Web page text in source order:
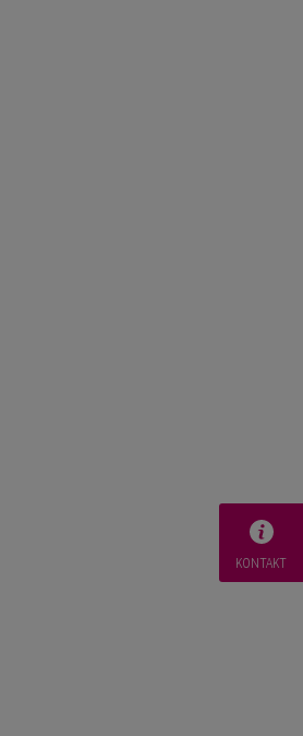
KONTAKT